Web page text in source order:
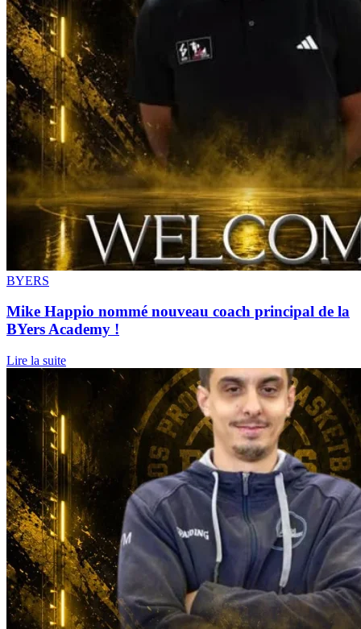
BYERS
Mike Happio nommé nouveau coach principal de la
BYers Academy !
Lire la suite